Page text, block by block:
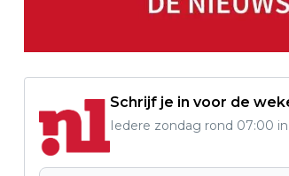
Schrijf je in voor de
Iedere zondag rond 07:00